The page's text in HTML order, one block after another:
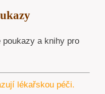
poukazy a knihy pro
lékařskou péči.